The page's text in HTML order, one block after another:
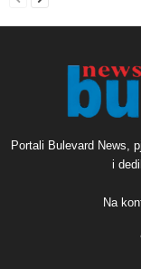
Portali Bulevard News,
i
Na